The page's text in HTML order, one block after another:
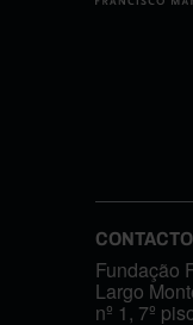
Fundação
Largo
nº 1, 7º